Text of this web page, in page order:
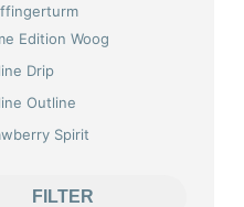
Edition Woog
Drip
Outline
Spirit
FILTER